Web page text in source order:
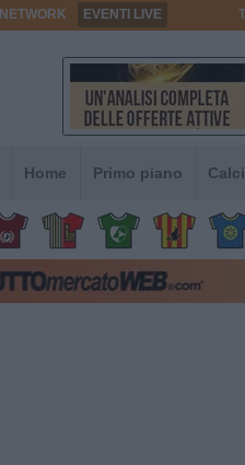
NETWORK EVENTI LIVE
Home Primo piano